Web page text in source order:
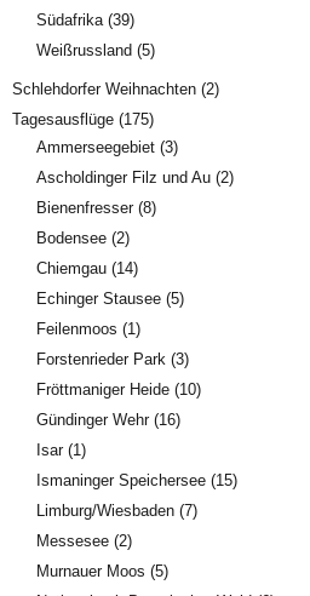
Südafrika (39)
Weißrussland (5)
Schlehdorfer Weihnachten (2)
Tagesausflüge (175)
Ammerseegebiet (3)
Ascholdinger Filz und Au (2)
Bienenfresser(8)
Bodensee (2)
Chiemgau (14)
Echinger Stausee (5)
Feilenmoos (1)
Forstenrieder Park (3)
Fröttmaniger Heide (10)
Gündinger Wehr(16)
Isar(1)
Ismaninger Speichersee (15)
Limburg/Wiesbaden (7)
Messesee (2)
Murnauer Moos (5)